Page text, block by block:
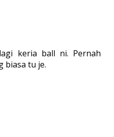
keria ball ni. Pernah
biasa tu je.